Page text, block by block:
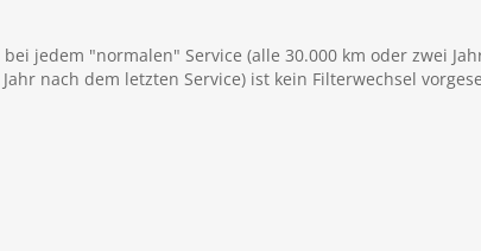
jedem "normalen" Service (alle 30.000 km oder zwei
nach dem letzten Service) ist kein Filterwechsel